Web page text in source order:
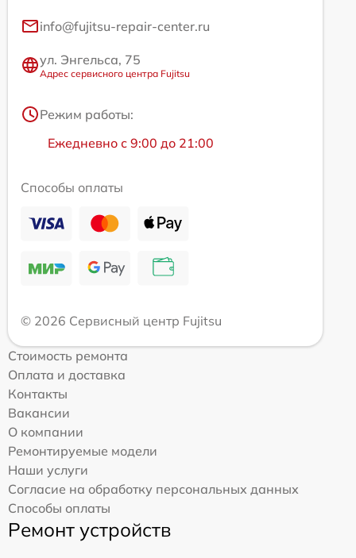
info@fujitsu-repair-center.ru
ул. Энгельса, 75
Адрес сервисного центра Fujitsu
Режим работы:
Ежедневно с 9:00 до 21:00
Способы оплаты
© 2026 Сервисный центр Fujitsu
Стоимость ремонта
Оплата и доставка
Контакты
Вакансии
О компании
Ремонтируемые модели
Наши услуги
Согласие на обработку персональных данных
Способы оплаты
Ремонт устройств